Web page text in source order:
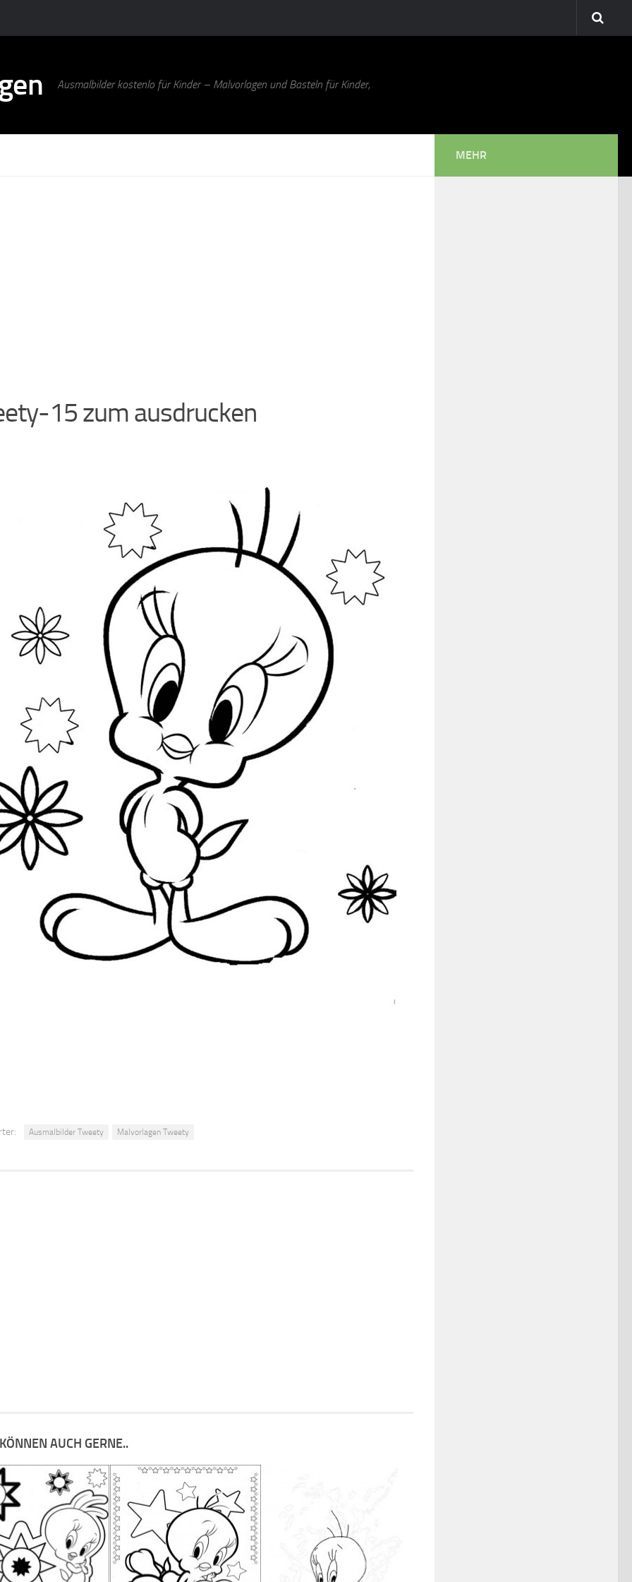
Ausmalbilder kostenlo für Kinder – Malvorlagen und Basteln für Kinder,
15 zum ausdrucken
Ausmalbilder Tweety Malvorlagen Tweety
AUCH GERNE..
MEHR